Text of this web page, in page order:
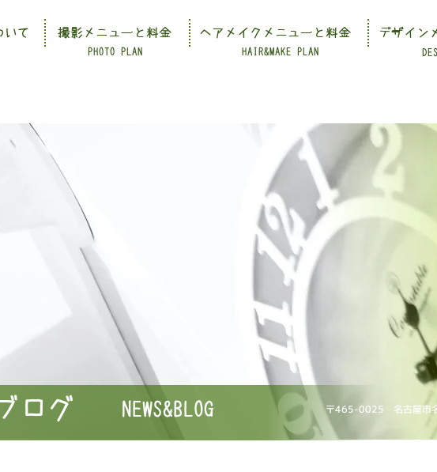
PHOTO PLAN HAIR&MAKE PLAN
いて 撮影メニューと料金 ヘアメイクメニューと料金 デザイン
〒465-0025 名古屋市
NEWS&BLOG
ログ